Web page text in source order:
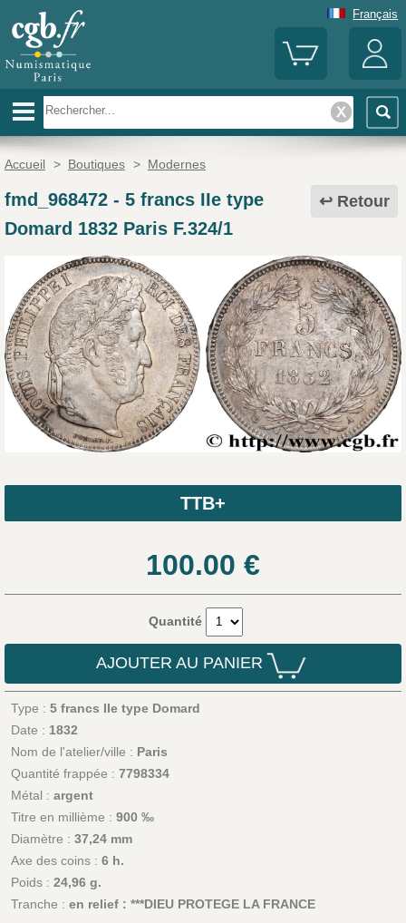
Français
Accueil > Boutiques > Modernes
Retour
fmd_968472- 5 francs IIe type
Domard 1832 Paris F.324/1
TTB+
100.00 €
Quantité
AJOUTER AU PANIER
Type : 5 francs IIe type Domard
Date : 1832
Nom de l'atelier/ville : Paris
Quantité frappée : 7798334
Métal : argent
Titre en millième : 900 ‰
Diamètre : 37,24 mm
Axe des coins : 6 h.
Poids : 24,96 g.
Tranche : en relief : ***DIEU PROTEGE LA FRANCE